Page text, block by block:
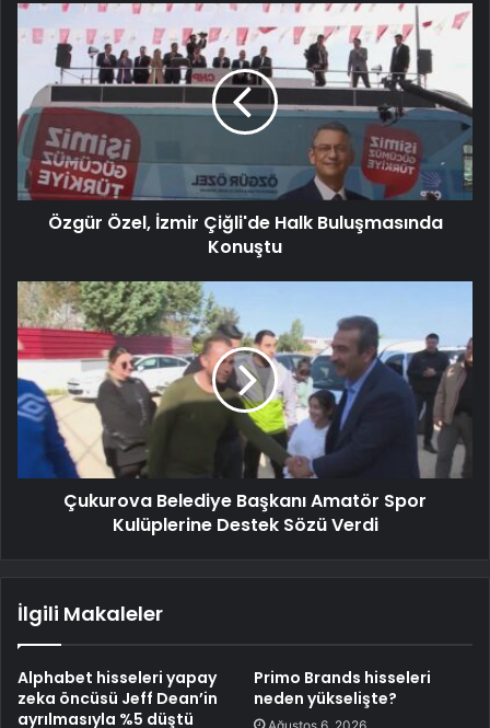
Özgür Özel, İzmir Çiğli'de Halk Buluşmasında
Konuştu
Çukurova Belediye Başkanı Amatör Spor
Kulüplerine Destek Sözü Verdi
İlgili Makaleler
Alphabet hisseleri yapay
zeka öncüsü Jeff Dean’in
ayrılmasıyla %5 düştü
Primo Brands hisseleri
neden yükselişte?